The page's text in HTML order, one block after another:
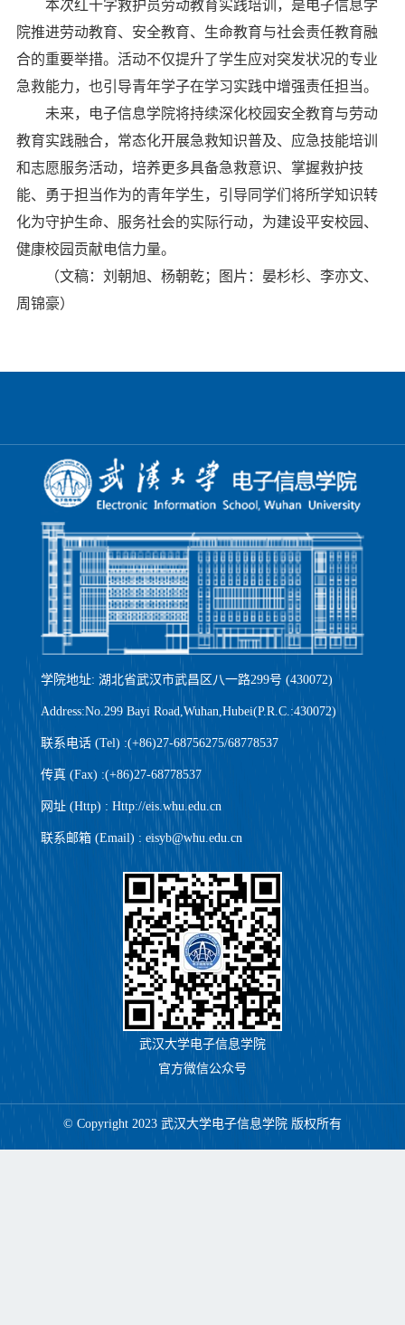
本次红十字救护员劳动教育实践培训，是电子信息学
院推进劳动教育、安全教育、生命教育与社会责任教育融
合的重要举措。活动不仅提升了学生应对突发状况的专业
急救能力，也引导青年学子在学习实践中增强责任担当。
未来，电子信息学院将持续深化校园安全教育与劳动
教育实践融合，常态化开展急救知识普及、应急技能培训
和志愿服务活动，培养更多具备急救意识、掌握救护技
能、勇于担当作为的青年学生，引导同学们将所学知识转
化为守护生命、服务社会的实际行动，为建设平安校园、
健康校园贡献电信力量。
（文稿：刘朝旭、杨朝乾；图片：晏杉杉、李亦文、
周锦豪）
学院地址: 湖北省武汉市武昌区八一路299号 (430072)
Address:No.299 Bayi Road,Wuhan,Hubei(P.R.C.:430072)
联系电话 (Tel) :(+86)27-68756275/68778537
传真 (Fax) :(+86)27-68778537
网址 (Http) : Http://eis.whu.edu.cn
联系邮箱 (Email) : eisyb@whu.edu.cn
武汉大学电子信息学院
官方微信公众号
© Copyright 2023 武汉大学电子信息学院 版权所有